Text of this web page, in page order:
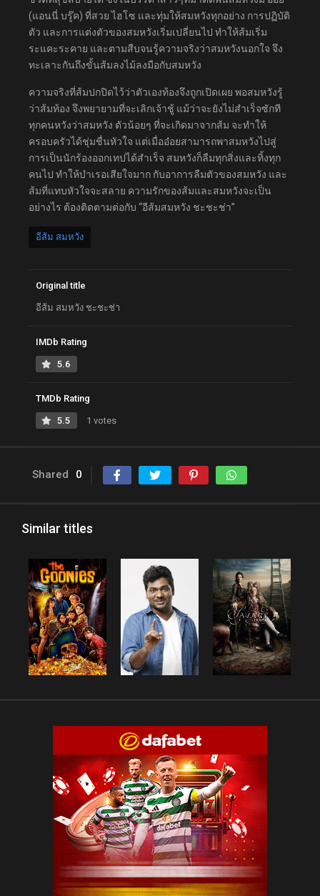
(แอนนี่ บรู๊ค) ที่สวย ไฮโซ และทุ่มให้สมหวังทุกอย่าง การปฏิบัติ
ตัว และการแต่งตัวของสมหวังเริ่มเปลี่ยนไป ทำให้ส้มเริ่ม
ระแคะระคาย และตามสืบจนรู้ความจริงว่าสมหวังนอกใจ จึง
ทะเลาะกันถึงขั้นส้มลงไม้ลงมือกับสมหวัง
ความจริงที่ส้มปกปิดไว้ว่าตัวเองท้องจึงถูกเปิดเผย พอสมหวังรู้
ว่าส้มท้อง จึงพยายามที่จะเลิกเจ้าชู้ แม้ว่าจะยังไม่สำเร็จซักที
ทุกคนหวังว่าสมหวัง ตัวน้อยๆ ที่จะเกิดมาจากส้ม จะทำให้
ครอบครัวได้ชุ่มชื่นหัวใจ แต่เมื่ออ๋อยสามารถพาสมหวังไปสู่
การเป็นนักร้องออกเทปได้สำเร็จ สมหวังก็ลืมทุกสิ่งและทิ้งทุก
คนไป ทำให้บำเรอเสียใจมาก กับอาการลืมตัวของสมหวัง และ
ส้มที่แทบหัวใจจะสลาย ความรักของส้มและสมหวังจะเป็น
อย่างไร ต้องติดตามต่อกับ “อีส้มสมหวัง ชะชะช่า”
อีส้ม สมหวัง
Original title
อีส้ม สมหวัง ชะชะช่า
IMDb Rating
5.6
TMDb Rating
5.5 1 votes
Shared 0
Similar titles